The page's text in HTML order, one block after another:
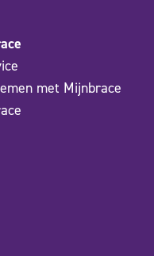
met Mijnbrace